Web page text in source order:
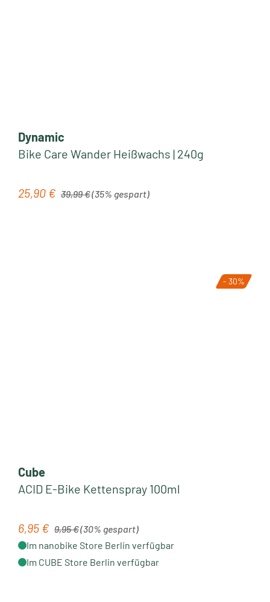
Dynamic
Bike Care Wander Heißwachs | 240g
Verkaufspreis:
25,90 € Regulärer Preis:
39,99 €(35% gespart)
- 30%
Cube
ACID E-Bike Kettenspray 100ml
Verkaufspreis:
6,95 € 9,95 €(30% gespart)
Im nanobike Store Berlin verfügbar
Im CUBE Store Berlin verfügbar